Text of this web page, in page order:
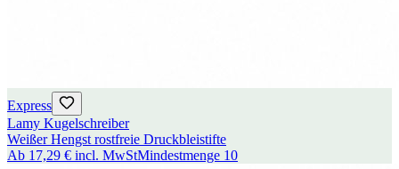
Express
Lamy Kugelschreiber
Weißer Hengst rostfreie Druckbleistifte
Ab 17,29 € incl. MwStMindestmenge 10